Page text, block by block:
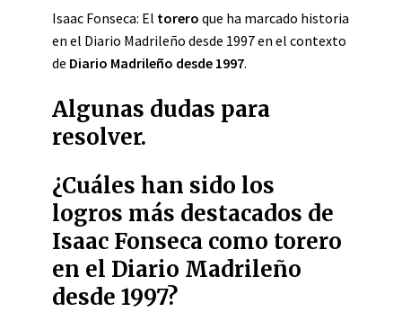
Isaac Fonseca: El torero que ha marcado historia
en el Diario Madrileño desde 1997 en el contexto
de Diario Madrileño desde 1997.
Algunas dudas para
resolver.
¿Cuáles han sido los
logros más destacados de
Isaac Fonseca como torero
en el Diario Madrileño
desde 1997?